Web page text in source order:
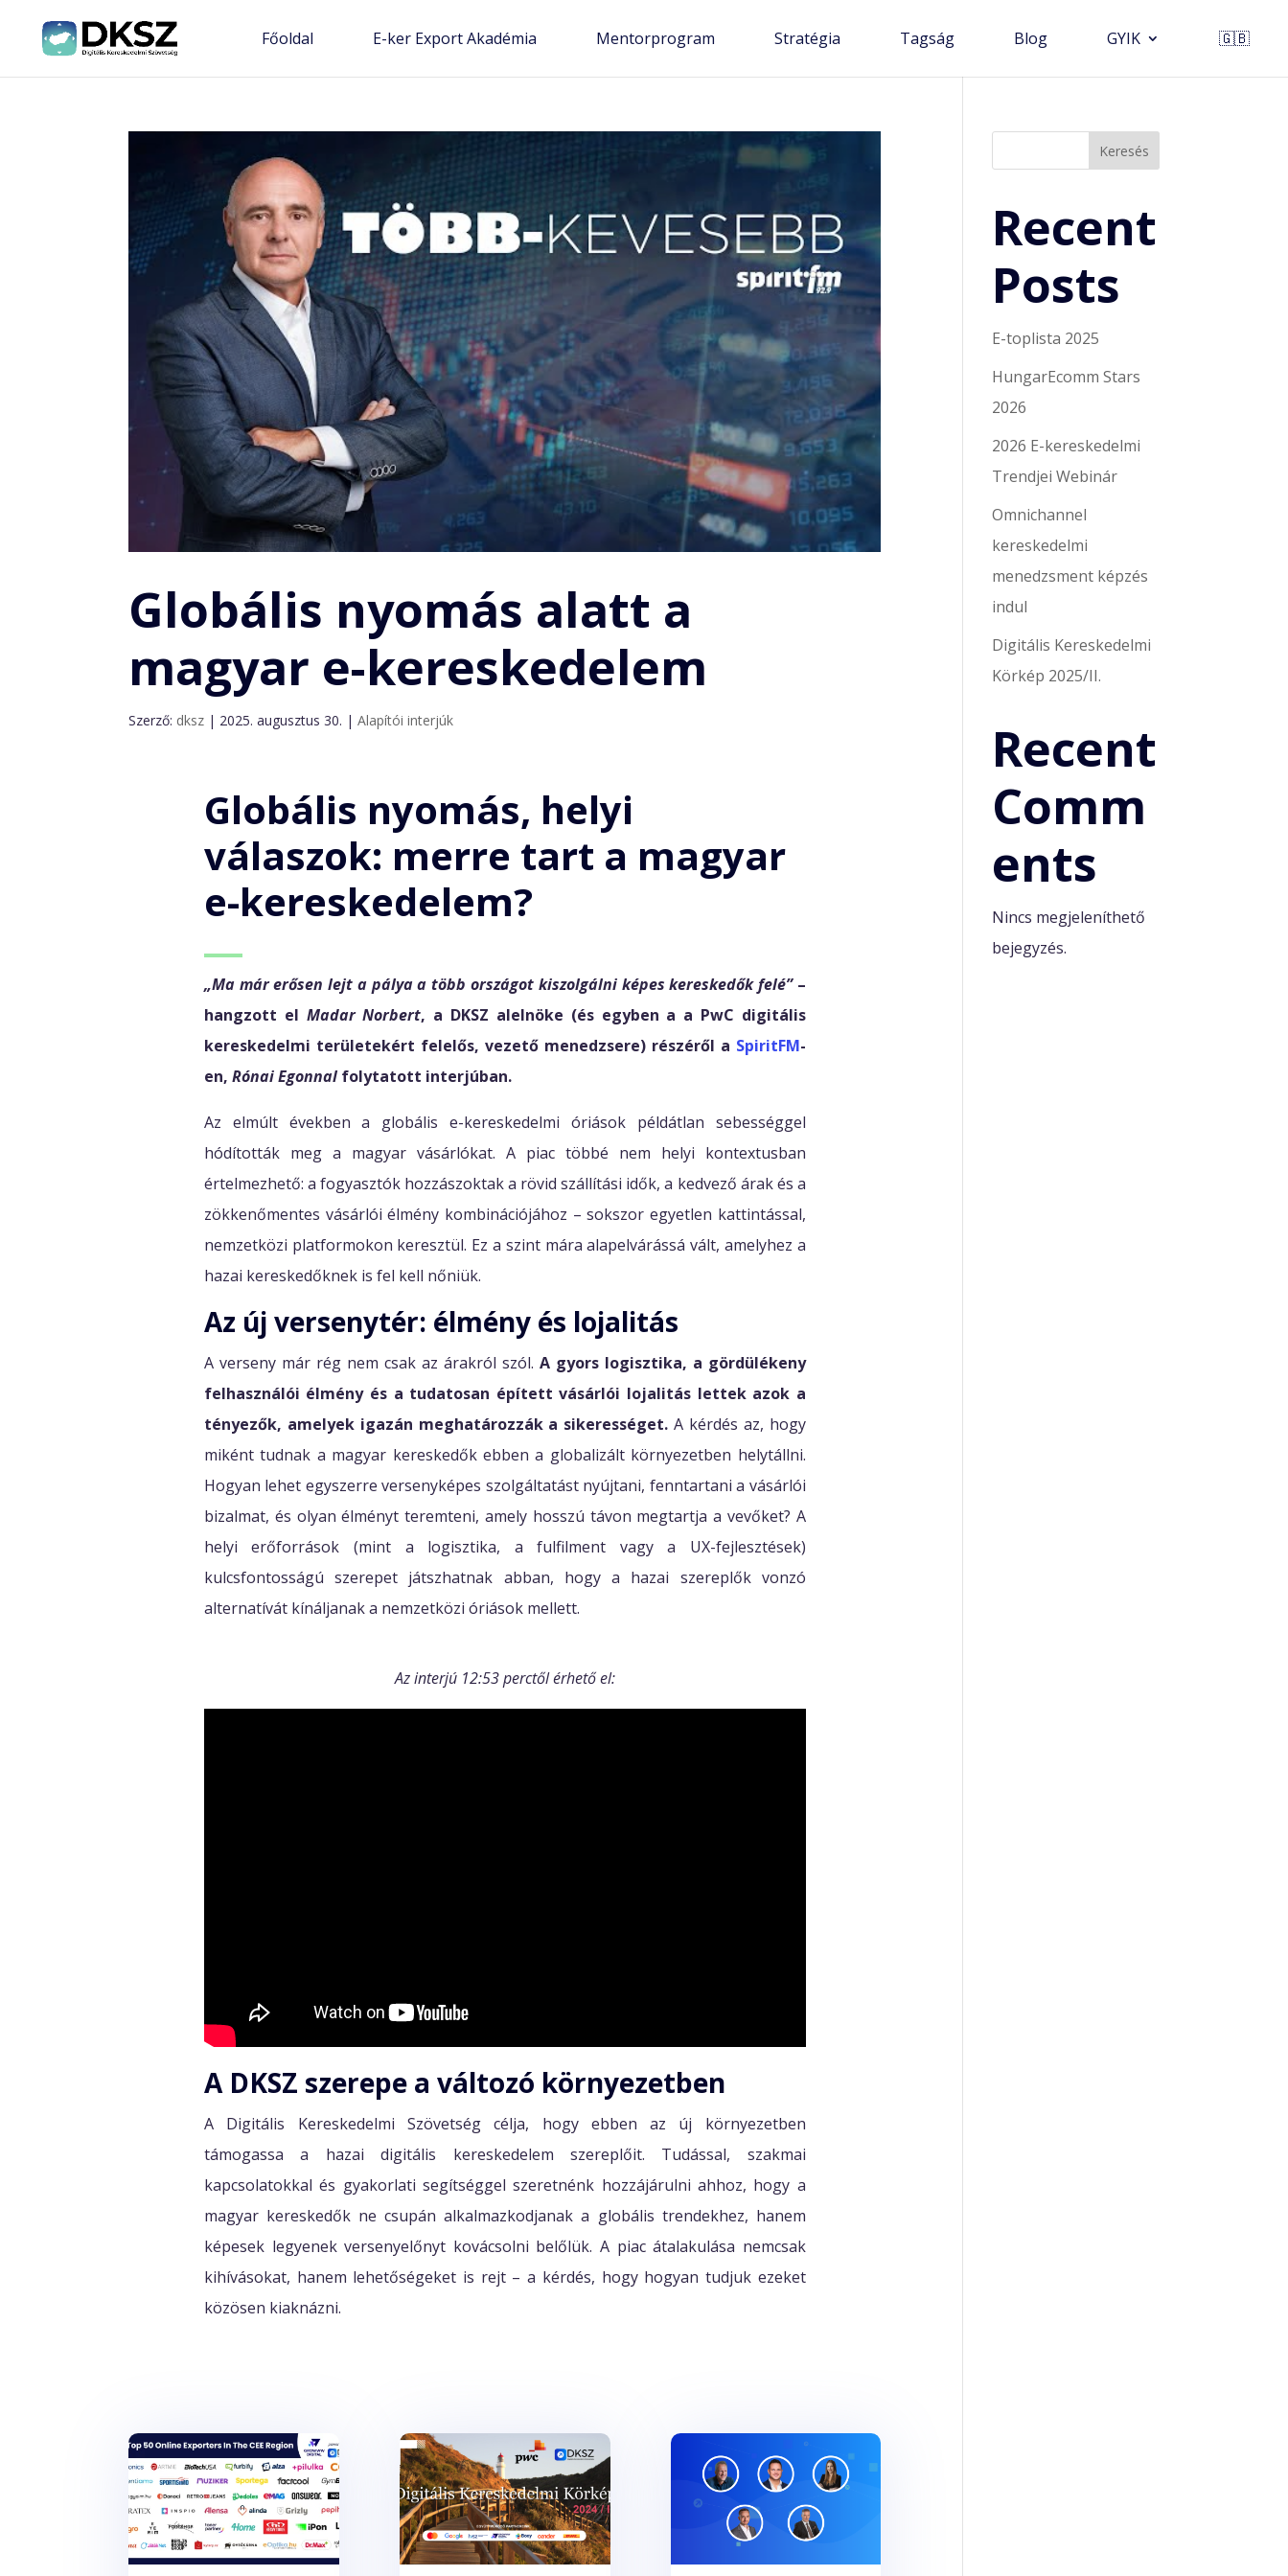
Főoldal E-ker Export Akadémia Mentorprogram Stratégia Tagság Blog GYIK 🇬🇧
Globális nyomás alatt a
magyar e-kereskedelem
Szerző: dksz | 2025. augusztus 30. |Alapítói interjúk
Globális nyomás, helyi
válaszok: merre tart a magyar
e-kereskedelem?
„Ma már erősen lejt a pálya a több országot kiszolgálni képes kereskedők felé”–
hangzott el Madar Norbert, a DKSZ alelnöke (és egyben a a PwC digitális
kereskedelmi területekért felelős, vezető menedzsere) részéről a SpiritFM-
en, Rónai Egonnalfolytatott interjúban.
Az elmúlt években a globális e-kereskedelmi óriások példátlan sebességgel
hódították meg a magyar vásárlókat. A piac többé nem helyi kontextusban
értelmezhető: a fogyasztók hozzászoktak a rövid szállítási idők, a kedvező árak és a
zökkenőmentes vásárlói élmény kombinációjához – sokszor egyetlen kattintással,
nemzetközi platformokon keresztül. Ez a szint mára alapelvárássá vált, amelyhez a
hazai kereskedőknek is fel kell nőniük.
Az új versenytér: élmény és lojalitás
A verseny már rég nem csak az árakról szól. A gyors logisztika, a gördülékeny
felhasználói élmény és a tudatosan épített vásárlói lojalitás lettek azok a
tényezők, amelyek igazán meghatározzák a sikerességet. A kérdés az, hogy
miként tudnak a magyar kereskedők ebben a globalizált környezetben helytállni.
Hogyan lehet egyszerre versenyképes szolgáltatást nyújtani, fenntartani a vásárlói
bizalmat, és olyan élményt teremteni, amely hosszú távon megtartja a vevőket? A
helyi erőforrások (mint a logisztika, a fulfilment vagy a UX-fejlesztések)
kulcsfontosságú szerepet játszhatnak abban, hogy a hazai szereplők vonzó
alternatívát kínáljanak a nemzetközi óriások mellett.
Az interjú 12:53 perctől érhető el:
A DKSZ szerepe a változó környezetben
A Digitális Kereskedelmi Szövetség célja, hogy ebben az új környezetben
támogassa a hazai digitális kereskedelem szereplőit. Tudással, szakmai
kapcsolatokkal és gyakorlati segítséggel szeretnénk hozzájárulni ahhoz, hogy a
magyar kereskedők ne csupán alkalmazkodjanak a globális trendekhez, hanem
képesek legyenek versenyelőnyt kovácsolni belőlük. A piac átalakulása nemcsak
kihívásokat, hanem lehetőségeket is rejt – a kérdés, hogy hogyan tudjuk ezeket
közösen kiaknázni.
Keresés
Recent
Posts
E-toplista 2025
HungarEcomm Stars
2026
2026 E-kereskedelmi
Trendjei Webinár
Omnichannel
kereskedelmi
menedzsment képzés
indul
Digitális Kereskedelmi
Körkép 2025/II.
Recent
Comm
ents
Nincs megjeleníthető
bejegyzés.